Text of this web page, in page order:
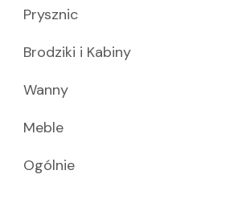
Prysznic
Brodziki i Kabiny
Wanny
Meble
Ogólnie